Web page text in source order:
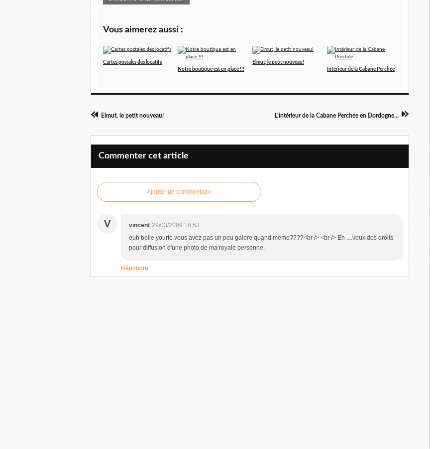
Vous aimerez aussi :
Cartes postales des locatifs
Notre boutique est en place !!!
Elmut, le petit nouveau!
Intérieur de la Cabane Perchée
Elmut, le petit nouveau! L'intérieur de la Cabane Perchée en Dordogne...
Commenter cet article
Ajouter un commentaire
V vincent 29/03/2009 16:53
euh belle yourte vous avez pas un peu galere quand même????<br /> <br /> Eh ....veux des droits
pour diffusion d'une photo de ma royale personne.
Répondre